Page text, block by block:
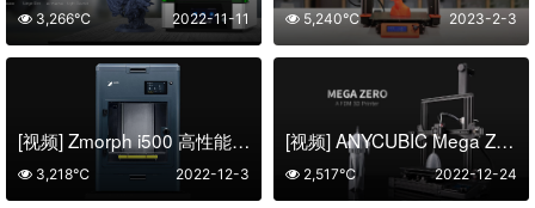
2022-11-11
3,266℃ 2023-2-3
5,240℃
[视频] Zmorph i500 高性能 3D打印机
2022-12-3
3,218℃
[视频] ANYCUBIC Mega Zero 适合初学者的最实惠的FDM 3D打印机
2022-12-24
2,517℃